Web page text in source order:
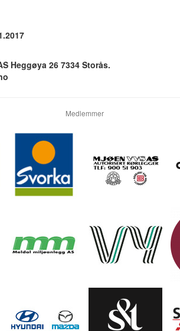
Heggøya 26 7334 Storås.
Medlemmer